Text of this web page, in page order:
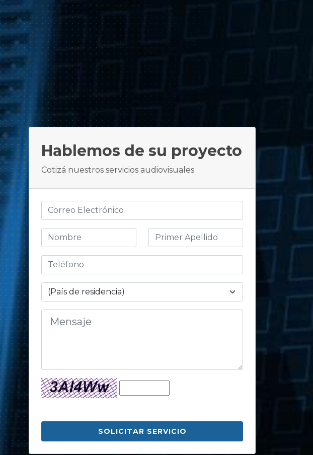
Hablemos de su proyecto
Cotizá nuestros servicios audiovisuales